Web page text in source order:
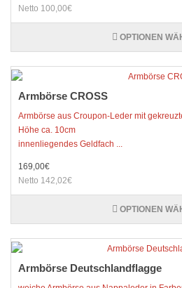
Netto 100,00€
OPTIONEN
Armbörse CROSS
Armbörse aus Croupon-Leder mit
Höhe ca. 10cm
innenliegendes Geldfach ...
169,00€
Netto 142,02€
OPTIONEN
Armbörse Deutschlandflagge